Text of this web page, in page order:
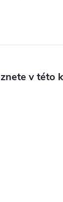
v této